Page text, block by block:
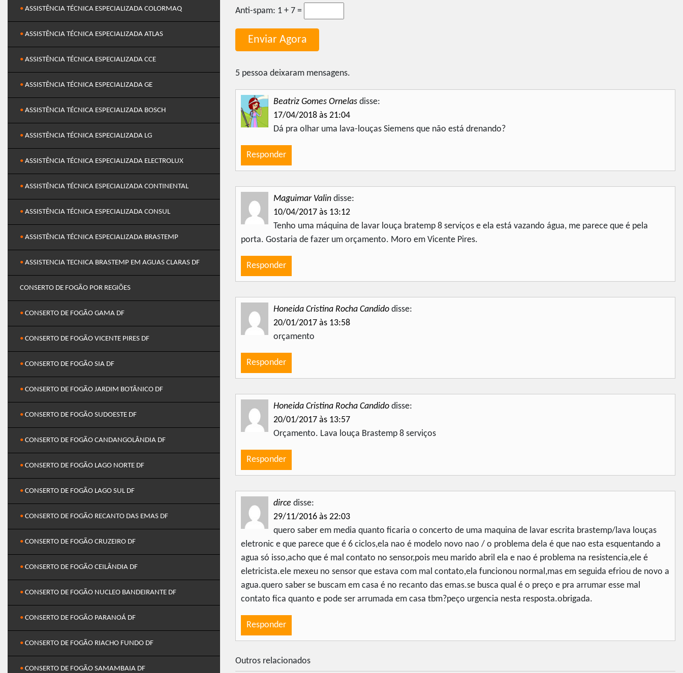
• ASSISTÊNCIA TÉCNICA ESPECIALIZADA COLORMAQ
• ASSISTÊNCIA TÉCNICA ESPECIALIZADA ATLAS
• ASSISTÊNCIA TÉCNICA ESPECIALIZADA CCE
• ASSISTÊNCIA TÉCNICA ESPECIALIZADA GE
• ASSISTÊNCIA TÉCNICA ESPECIALIZADA BOSCH
• ASSISTÊNCIA TÉCNICA ESPECIALIZADA LG
• ASSISTÊNCIA TÉCNICA ESPECIALIZADA ELECTROLUX
• ASSISTÊNCIA TÉCNICA ESPECIALIZADA CONTINENTAL
• ASSISTÊNCIA TÉCNICA ESPECIALIZADA CONSUL
• ASSISTÊNCIA TÉCNICA ESPECIALIZADA BRASTEMP
• ASSISTENCIA TECNICA BRASTEMP EM AGUAS CLARAS DF
CONSERTO DE FOGÃO POR REGIÕES
• CONSERTO DE FOGÃO GAMA DF
• CONSERTO DE FOGÃO VICENTE PIRES DF
• CONSERTO DE FOGÃO SIA DF
• CONSERTO DE FOGÃO JARDIM BOTÂNICO DF
• CONSERTO DE FOGÃO SUDOESTE DF
• CONSERTO DE FOGÃO CANDANGOLÂNDIA DF
• CONSERTO DE FOGÃO LAGO NORTE DF
• CONSERTO DE FOGÃO LAGO SUL DF
• CONSERTO DE FOGÃO RECANTO DAS EMAS DF
• CONSERTO DE FOGÃO CRUZEIRO DF
• CONSERTO DE FOGÃO CEILÂNDIA DF
• CONSERTO DE FOGÃO NUCLEO BANDEIRANTE DF
• CONSERTO DE FOGÃO PARANOÁ DF
• CONSERTO DE FOGÃO RIACHO FUNDO DF
• CONSERTO DE FOGÃO SAMAMBAIA DF
Anti-spam: 1 + 7 =
5 pessoa deixaram mensagens.
Beatriz Gomes Ornelas disse:
17/04/2018 às 21:04
Dá pra olhar uma lava-louças Siemens que não está drenando?
Responder
Maguimar Valin disse:
10/04/2017 às 13:12
Tenho uma máquina de lavar louça bratemp 8 serviços e ela está vazando água, me parece que é pela
porta. Gostaria de fazer um orçamento. Moro em Vicente Pires.
Responder
Honeida Cristina Rocha Candido disse:
20/01/2017 às 13:58
orçamento
Responder
Honeida Cristina Rocha Candido disse:
20/01/2017 às 13:57
Orçamento. Lava louça Brastemp 8 serviços
Responder
dirce disse:
29/11/2016 às 22:03
quero saber em media quanto ficaria o concerto de uma maquina de lavar escrita brastemp/lava louças
eletronic e que parece que é 6 ciclos,ela nao é modelo novo nao / o problema dela é que nao esta esquentando a
agua só isso,acho que é mal contato no sensor,pois meu marido abril ela e nao é problema na resistencia,ele é
eletricista.ele mexeu no sensor que estava com mal contato,ela funcionou normal,mas em seguida efriou de novo a
agua.quero saber se buscam em casa é no recanto das emas.se busca qual é o preço e pra arrumar esse mal
contato fica quanto e pode ser arrumada em casa tbm?peço urgencia nesta resposta.obrigada.
Responder
Outros relacionados